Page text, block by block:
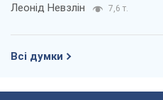
Леонід Невзлін 7,6 т.
Всі думки